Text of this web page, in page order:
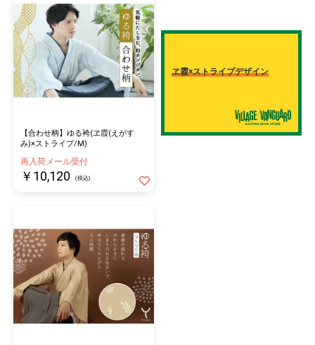
【合わせ柄】ゆる袴(ヱ霞(えがす
み)×ストライプ/M)
再入荷メール受付
￥10,120 (税込)
ヱ霞×ストライプデザイン